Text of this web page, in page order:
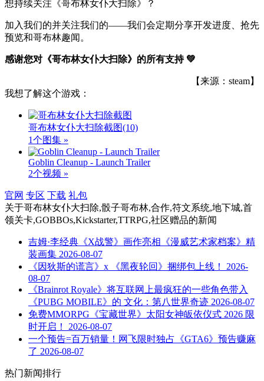
想持续关注《哥布林女仆大扫除》？
加入我们的并关注我们的——我们会定期分享开发进度、抢先
预览和哥布林趣闻。
感谢您对《哥布林女仆大扫除》的所有支持 💚
【来源：steam】
我想了解这个游戏：
哥布林女仆大扫除截图(10)
1个图集 »
Goblin Cleanup - Launch Trailer
2个视频 »
官网 专区 下载 礼包
关于哥布林女仆大扫除,骰子哥布林,合作,符文系统,地下城,首
领关卡,GOBBOs,Kickstarter,TTRPG,社区赠品的新闻
吉姆·李经典《X战警》画作亮相《漫威艺术家档案》精
装画集 2026-08-07
《因狄斯的谎言》x 《黑夜轮回》捆绑包上线！
2026-
08-07
《Brainrot Royale》将互联网上最疯狂的一些角色带入
《PUBG MOBILE》的 文化：第八世界奇迹 2026-08-07
免费MMORPG《宝藏世界》太阳女神皈依仪式 2026 限
时开启！
2026-08-07
一个预告=百万销量！网飞限时独占《GTA6》预告赚麻
了 2026-08-07
热门新闻排行